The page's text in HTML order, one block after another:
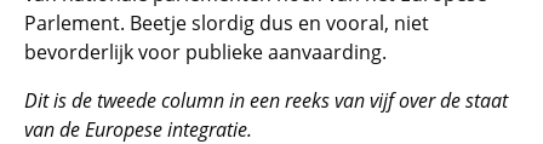
Parlement. Beetje slordig dus en vooral, niet
bevorderlijk voor publieke aanvaarding.
Dit is de tweede column in een reeks van vijf over de staat
van de Europese integratie.